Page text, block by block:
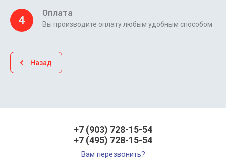
4
Оплата
Вы производите оплату любым удобным способом
Назад
+7 (903) 728-15-54
+7 (495) 728-15-54
Вам перезвонить?